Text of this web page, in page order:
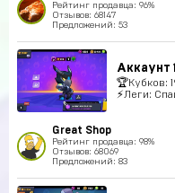
Рейтинг продавца: 96%
Отзывов: 68147
Предложений: 53
Аккаунт
🏆Кубков:
⚡Леги:
Great Shop
Рейтинг продавца: 98%
Отзывов: 68069
Предложений: 83